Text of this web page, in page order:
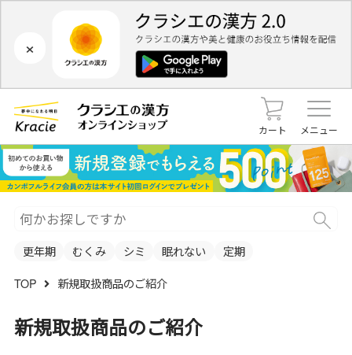
×
カート メニュー
更年期 むくみ シミ 眠れない 定期
TOP 新規取扱商品のご紹介
新規取扱商品のご紹介